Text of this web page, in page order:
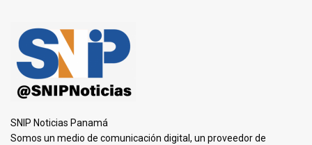
SNIP Noticias Panamá
Somos un medio de comunicación digital, un proveedor de